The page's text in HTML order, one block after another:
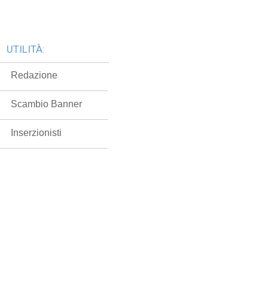
UTILITÀ:
Redazione
Scambio Banner
Inserzionisti